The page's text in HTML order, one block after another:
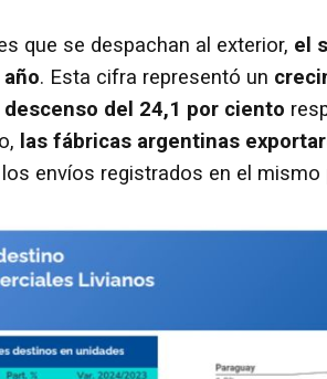
que se despachan al exterior, el
. Esta cifra representó un
descenso del 24,1 por ciento
las fábricas argentinas
envíos registrados en el mismo